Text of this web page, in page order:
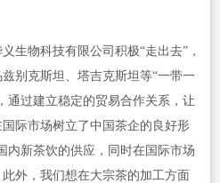
生物科技有限公司积极“走出去”，
别克斯坦、塔吉克斯坦等“一带一
通过建立稳定的贸易合作关系，让
际市场树立了中国茶企的良好形
内新茶饮的供应，同时在国际市场
此外，我们想在大宗茶的加工方面